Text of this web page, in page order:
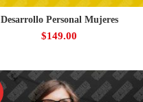
Desarrollo Personal Mujeres
$149.00